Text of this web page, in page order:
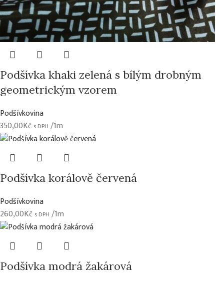
Podšívka khaki zelená s bílým drobným
geometrickým vzorem
Podšívkovina
350,00Kč s DPH /1m
Podšívka korálově červená
Podšívkovina
260,00Kč s DPH /1m
Podšívka modrá žakárová